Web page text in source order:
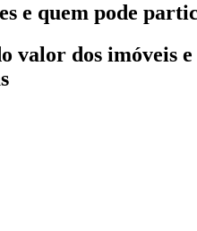
e quem pode
dos imóveis